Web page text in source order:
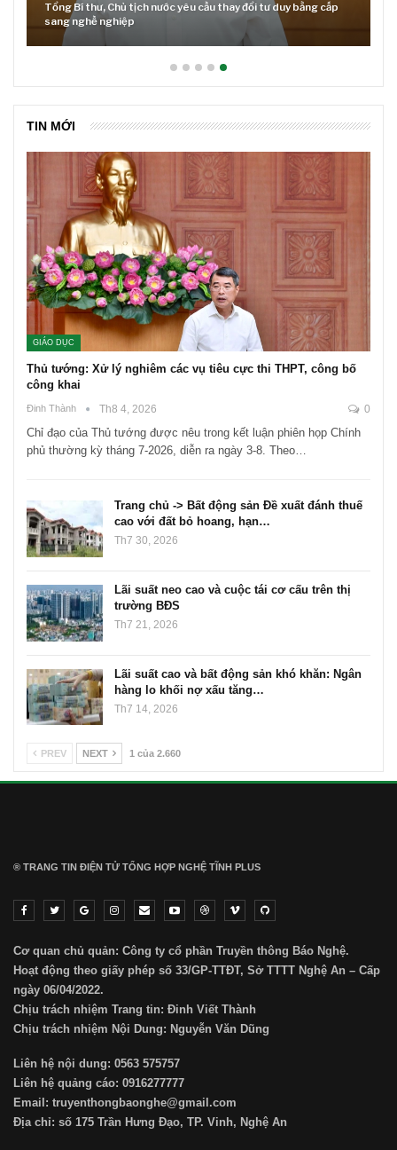
Tổng Bí thư, Chủ tịch nước yêu cầu thay đổi tư duy bằng cấp
sang nghề nghiệp
TIN MỚI
GIÁO DỤC
Thủ tướng: Xử lý nghiêm các vụ tiêu cực thi THPT, công bố
công khai
Đinh Thành Th8 4, 2026 0
Chỉ đạo của Thủ tướng được nêu trong kết luận phiên họp Chính
phủ thường kỳ tháng 7-2026, diễn ra ngày 3-8. Theo…
Trang chủ -> Bất động sản Đề xuất đánh thuế
cao với đất bỏ hoang, hạn…
Th7 30, 2026
Lãi suất neo cao và cuộc tái cơ cấu trên thị
trường BĐS
Th7 21, 2026
Lãi suất cao và bất động sản khó khăn: Ngân
hàng lo khối nợ xấu tăng…
Th7 14, 2026
PREV NEXT 1 của 2.660
® TRANG TIN ĐIỆN TỬ ТỔNG HỢP NGHỆ TĨNH PLUS
Cơ quan chủ quản: Công ty cổ phần Truyền thông Báo Nghệ.
Hoạt động theo giấy phép số 33/GP-TTĐT, Sở TTTT Nghệ An – Cấp
ngày 06/04/2022.
Chịu trách nhiệm Trang tin: Đinh Viết Thành
Chịu trách nhiệm Nội Dung: Nguyễn Văn Dũng
Liên hệ nội dung: 0563 575757
Liên hệ quảng cáo: 0916277777
Email: truyenthongbaonghe@gmail.com
Địa chỉ: số 175 Trần Hưng Đạo, TP. Vinh, Nghệ An